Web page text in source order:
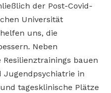
der Post-Covid-
Universität
uns, die
Neben
bauen
in
tagesklinische Plätze